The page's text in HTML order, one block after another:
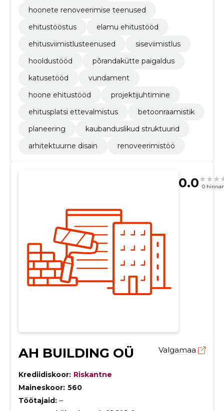
hoonete renoveerimise teenused
ehitustööstus
elamu ehitustööd
ehitusviimistlusteenused
siseviimistlus
hooldustööd
põrandakütte paigaldus
katusetööd
vundament
hoone ehitustööd
projektijuhtimine
ehitusplatsi ettevalmistus
betoonraamistik
planeering
kaubanduslikud struktuurid
arhitektuurne disain
renoveerimistöö
0.0 0
AH BUILDING OÜ Valgamaa
Krediidiskoor: Riskantne
Maineskoor: 560
Töötajaid: –